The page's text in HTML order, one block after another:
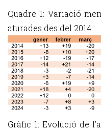
Quadre 1: Variació
aturades des del 2014
Gràfic 1: Evolució de